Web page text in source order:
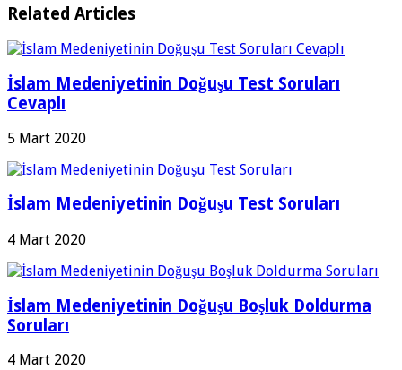
Related Articles
İslam Medeniyetinin Doğuşu Test Soruları
Cevaplı
5 Mart 2020
İslam Medeniyetinin Doğuşu Test Soruları
4 Mart 2020
İslam Medeniyetinin Doğuşu Boşluk Doldurma
Soruları
4 Mart 2020